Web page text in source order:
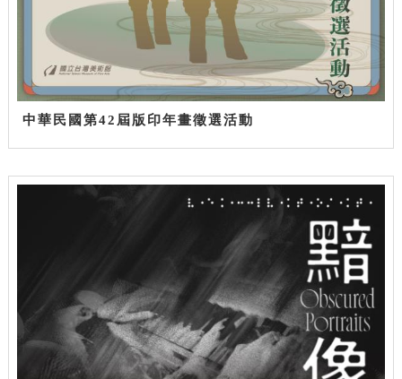
中華民國第42屆版印年畫徵選活動